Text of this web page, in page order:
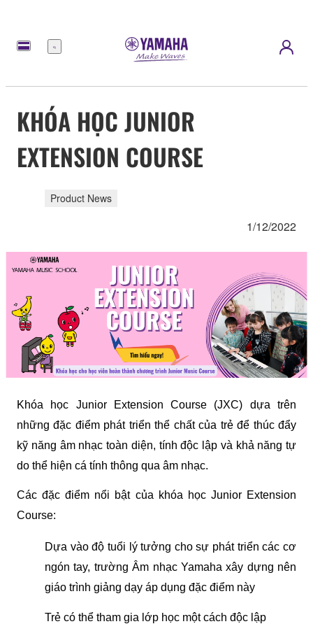
Menu
KHÓA HỌC JUNIOR
EXTENSION COURSE
Product News
1/12/2022
Khóa học Junior Extension Course (JXC) dựa trên
những đặc điểm phát triển thể chất của trẻ để thúc đẩy
kỹ năng âm nhạc toàn diện, tính độc lập và khả năng tự
do thể hiện cá tính thông qua âm nhạc.
Các đặc điểm nổi bật của khóa học Junior Extension
Course:
Dựa vào độ tuổi lý tưởng cho sự phát triển các cơ
ngón tay, trường Âm nhạc Yamaha xây dựng nên
giáo trình giảng dạy áp dụng đặc điểm này
Trẻ có thể tham gia lớp học một cách độc lập